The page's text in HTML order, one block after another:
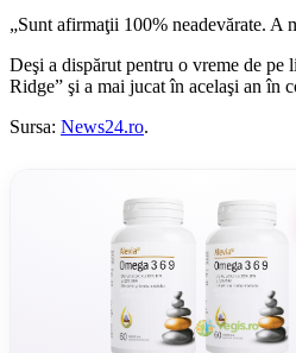
„Sunt afirmaţii 100% neadevărate. A
Deşi a dispărut pentru o vreme de
Ridge” şi a mai jucat în acelaşi an în
Sursa: News24.ro.